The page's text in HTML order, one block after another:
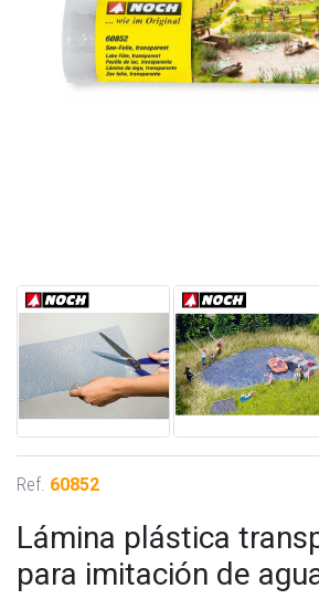
Ref. 60852
Lámina plástica
para imitación de